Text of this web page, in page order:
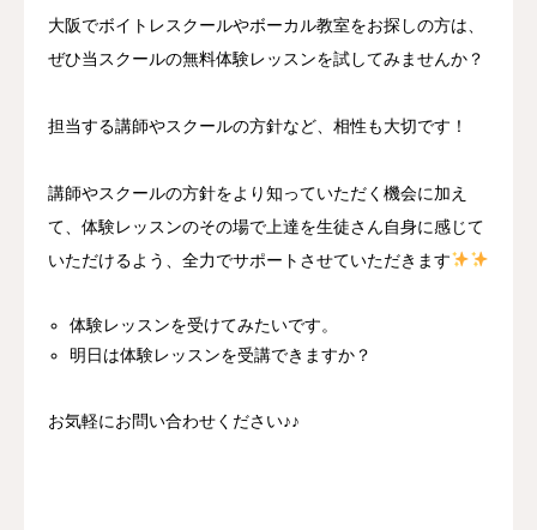
大阪でボイトレスクールやボーカル教室をお探しの方は、
ぜひ当スクールの無料体験レッスンを試してみませんか？
担当する講師やスクールの方針など、相性も大切です！
講師やスクールの方針をより知っていただく機会に加え
て、体験レッスンのその場で上達を生徒さん自身に感じて
いただけるよう、全力でサポートさせていただきます
体験レッスンを受けてみたいです。
明日は体験レッスンを受講できますか？
お気軽にお問い合わせください♪♪